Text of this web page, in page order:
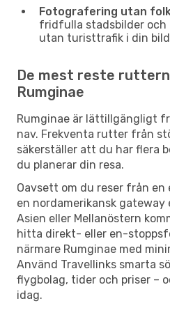
Fotografering utan
fridfulla stadsbilder och
utan turisttrafik i din
De mest reste
Rumginae
Rumginae är lättillgängligt
nav. Frekventa rutter från
säkerställer att du har flera
du planerar din resa.
Oavsett om du reser från en
en nordamerikansk gateway
Asien eller Mellanöstern
hitta direkt- eller en-
närmare Rumginae med
Använd Travellinks smarta
flygbolag, tider och priser –
idag.